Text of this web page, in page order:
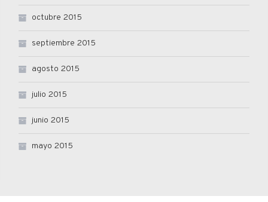
octubre 2015
septiembre 2015
agosto 2015
julio 2015
junio 2015
mayo 2015